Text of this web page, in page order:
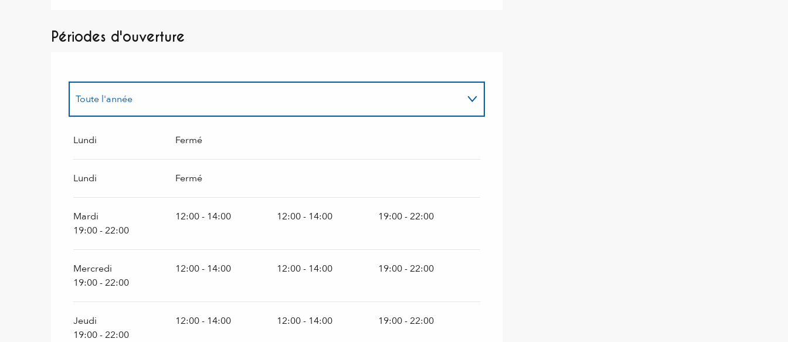
Périodes d'ouverture
Toute l'année
Toute l'année 2027
Lundi Fermé
Lundi Fermé
Mardi 12:00 - 14:00 12:00 - 14:00
19:00 - 22:00
19:00 - 22:00
Mercredi 12:00 - 14:00 12:00 - 14:00
19:00 - 22:00
19:00 - 22:00
Jeudi 12:00 - 14:00 12:00 - 14:00
19:00 - 22:00
19:00 - 22:00